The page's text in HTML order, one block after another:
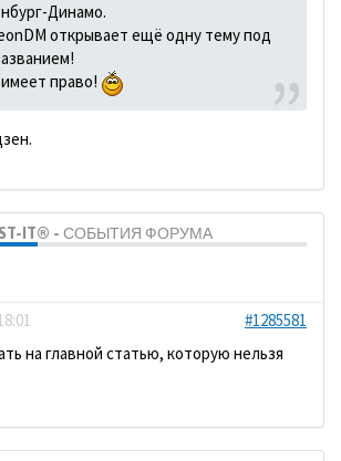
Динамо.
открывает ещё одну тему под
право!
IT® - СОБЫТИЯ ФОРУМА
#1285581
на главной статью, которую нельзя